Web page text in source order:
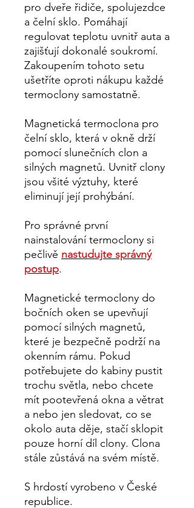
pro dveře řidiče, spolujezdce
a čelní sklo. Pomáhají
regulovat teplotu uvnitř auta a
zajišťují dokonalé soukromí.
Zakoupením tohoto setu
ušetříte oproti nákupu každé
termoclony samostatně.
Magnetická termoclona pro
čelní sklo, která v okně drží
pomocí slunečních clon a
silných magnetů. Uvnitř clony
jsou všité výztuhy, které
eliminují její prohýbání.
Pro správné první
nainstalování termoclony si
pečlivě nastudujte správný
postup.
Magnetické termoclony do
bočních oken se upevňují
pomocí silných magnetů,
které je bezpečně podrží na
okenním rámu. Pokud
potřebujete do kabiny pustit
trochu světla, nebo chcete
mít pootevřená okna a větrat
a nebo jen sledovat, co se
okolo auta děje, stačí sklopit
pouze horní díl clony. Clona
stále zůstává na svém místě.
S hrdostí vyrobeno v České
republice.